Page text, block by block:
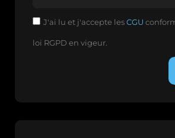
J'ai lu et j'accepte lesCGU
loi RGPD en vigeur.